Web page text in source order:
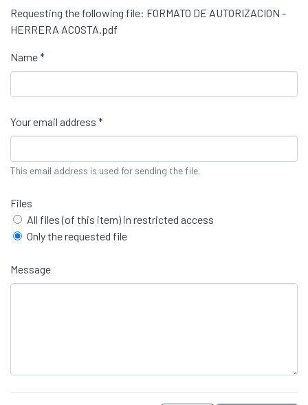
Requesting the following file: FORMATO DE AUTORIZACION -
HERRERA ACOSTA.pdf
Name *
Your email address *
This email address is used for sending the file.
Files
All files (of this item) in restricted access
Only the requested file
Message